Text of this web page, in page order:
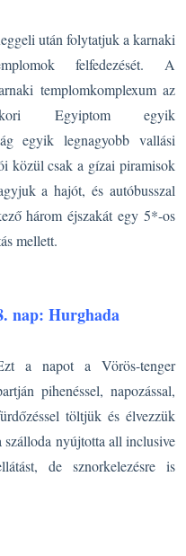
után folytatjuk a karnaki
felfedezését. A
templomkomplexum az
Egyiptom egyik
egyik legnagyobb vallási
közül csak a gízai piramisok
a hajót, és autóbusszal
három éjszakát egy 5*-os
mellett.
nap: Hurghada
a napot a Vörös-tenger
pihenéssel, napozással,
töltjük és élvezzük
szálloda nyújtotta all inclusive
de sznorkelezésre is